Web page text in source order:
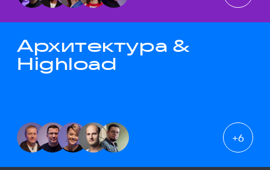
Архитектура &
Highload
+6